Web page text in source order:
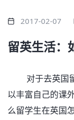
2017-02-07
留英生活：
对于去英国留
以丰富自己的课
么留学生在英国